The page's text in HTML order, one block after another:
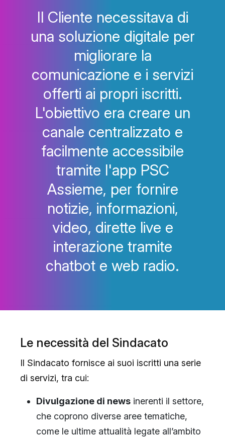
Il Cliente necessitava di
una soluzione digitale per
migliorare la
comunicazione e i servizi
offerti ai propri iscritti.
L'obiettivo era creare un
canale centralizzato e
facilmente accessibile
tramite l'app PSC
Assieme, per fornire
notizie, informazioni,
video, dirette live e
interazione tramite
chatbot e web radio.
Le necessità del Sindacato
Il Sindacato fornisce ai suoi iscritti una serie
di servizi, tra cui:
Divulgazione di news inerenti il settore,
che coprono diverse aree tematiche,
come le ultime attualità legate all’ambito